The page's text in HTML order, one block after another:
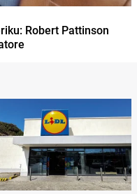
Robert Pattinson